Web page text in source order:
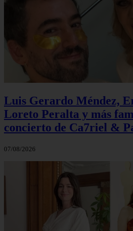
Luis Gerardo Méndez,
Loreto Peralta y más
concierto de Ca7riel &
07/08/2026